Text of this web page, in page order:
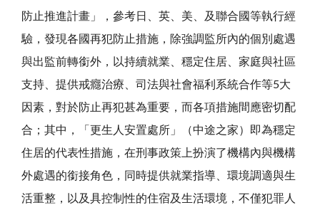
防止推進計畫」，參考日、英、美、及聯合國等執行經
驗，發現各國再犯防止措施，除強調監所內的個別處遇
與出監前轉銜外，以持續就業、穩定住居、家庭與社區
支持、提供戒癮治療、司法與社會福利系統合作等5大
因素，對於防止再犯甚為重要，而各項措施間應密切配
合；其中，「更生人安置處所」（中途之家）即為穩定
住居的代表性措施，在刑事政策上扮演了機構內與機構
外處遇的銜接角色，同時提供就業指導、環境調適與生
活重整，以及具控制性的住宿及生活環境，不僅犯罪人